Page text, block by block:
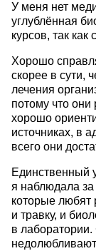
У меня нет
углублённая
курсов, так
Хорошо
скорее в сути,
лечения
потому что
хорошо
источниках, в
всего они
Единственный
я наблюдала
которые любят
и травку, и
в лаборатории.